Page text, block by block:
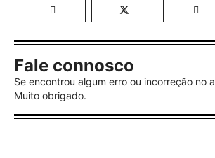
Fale connosco
Se encontrou algum erro ou incorreção no
Muito obrigado.